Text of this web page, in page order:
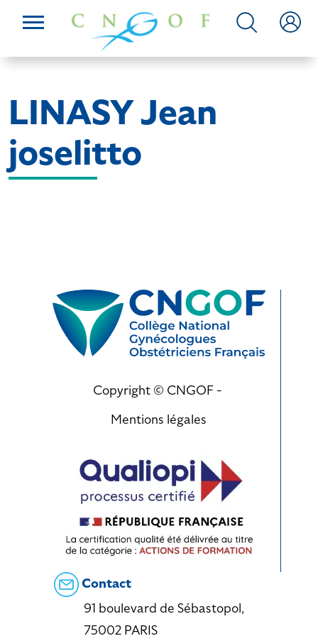
LINASY Jean
joselitto
Copyright © CNGOF -
Mentions légales
Contact
91 boulevard de Sébastopol,
75002 PARIS